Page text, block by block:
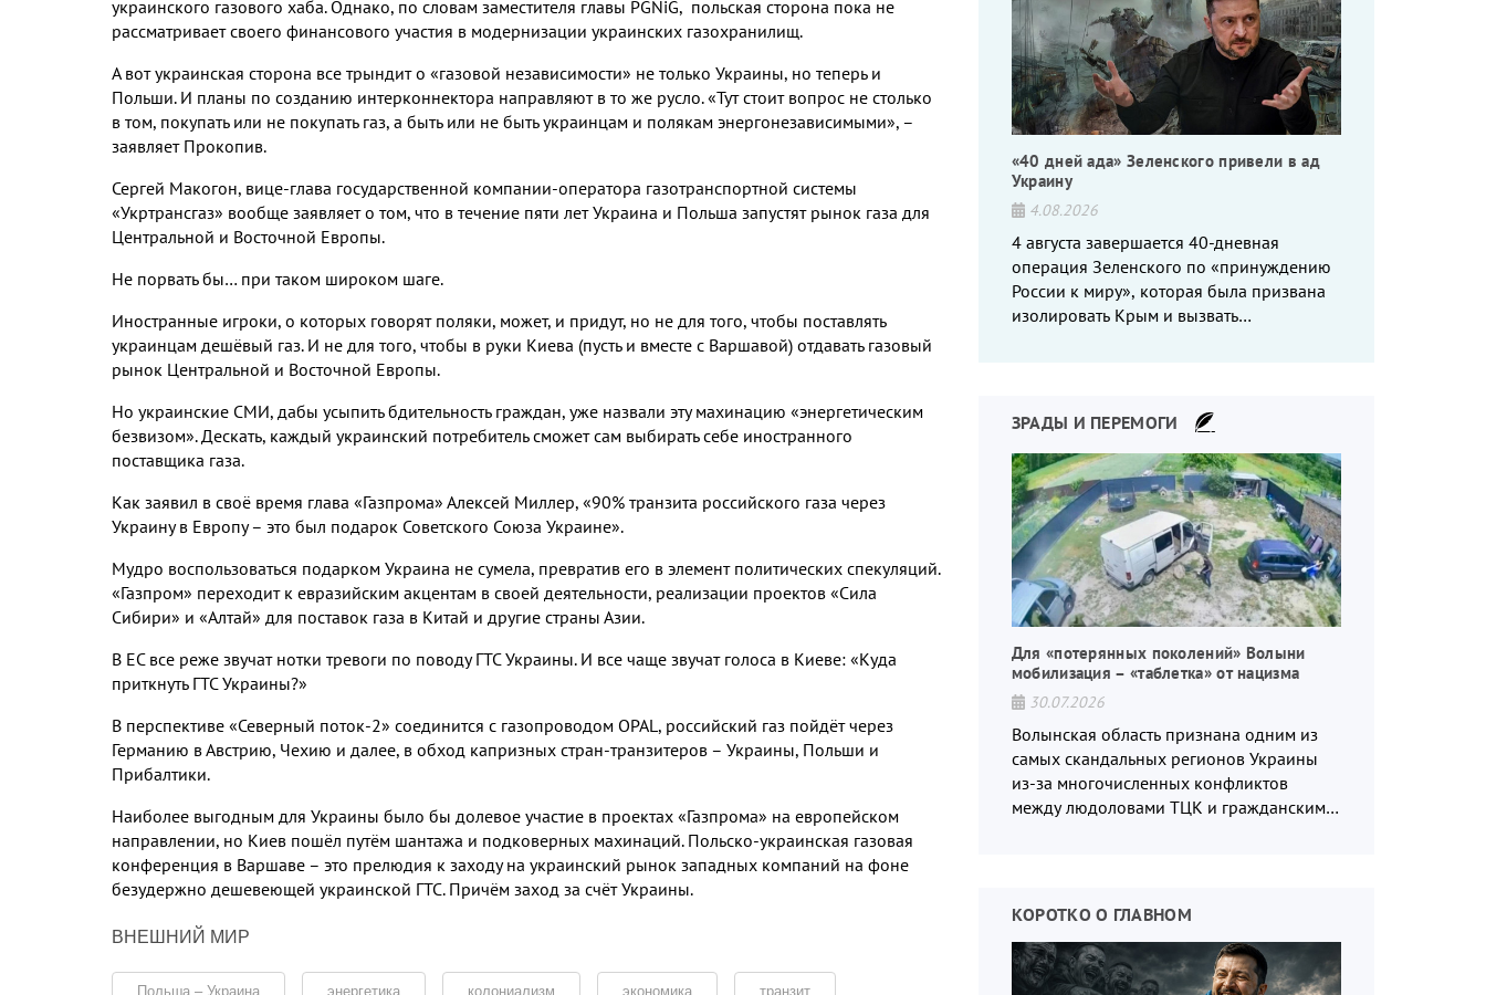
украинского газового хаба. Однако, по словам заместителя главы PGNiG, польская сторона пока не
рассматривает своего финансового участия в модернизации украинских газохранилищ.
А вот украинская сторона все трындит о «газовой независимости» не только Украины, но теперь и
Польши. И планы по созданию интерконнектора направляют в то же русло. «Тут стоит вопрос не столько
в том, покупать или не покупать газ, а быть или не быть украинцам и полякам энергонезависимыми», –
заявляет Прокопив.
Сергей Макогон, вице-глава государственной компании-оператора газотранспортной системы
«Укртрансгаз» вообще заявляет о том, что в течение пяти лет Украина и Польша запустят рынок газа для
Центральной и Восточной Европы.
Не порвать бы… при таком широком шаге.
Иностранные игроки, о которых говорят поляки, может, и придут, но не для того, чтобы поставлять
украинцам дешёвый газ. И не для того, чтобы в руки Киева (пусть и вместе с Варшавой) отдавать газовый
рынок Центральной и Восточной Европы.
Но украинские СМИ, дабы усыпить бдительность граждан, уже назвали эту махинацию «энергетическим
безвизом». Дескать, каждый украинский потребитель сможет сам выбирать себе иностранного
поставщика газа.
Как заявил в своё время глава «Газпрома» Алексей Миллер, «90% транзита российского газа через
Украину в Европу – это был подарок Советского Союза Украине».
Мудро воспользоваться подарком Украина не сумела, превратив его в элемент политических спекуляций.
«Газпром» переходит к евразийским акцентам в своей деятельности, реализации проектов «Сила
Сибири» и «Алтай» для поставок газа в Китай и другие страны Азии.
В ЕС все реже звучат нотки тревоги по поводу ГТС Украины. И все чаще звучат голоса в Киеве: «Куда
приткнуть ГТС Украины?»
В перспективе «Северный поток-2» соединится с газопроводом OPAL, российский газ пойдёт через
Германию в Австрию, Чехию и далее, в обход капризных стран-транзитеров – Украины, Польши и
Прибалтики.
Наиболее выгодным для Украины было бы долевое участие в проектах «Газпрома» на европейском
направлении, но Киев пошёл путём шантажа и подковерных махинаций. Польско-украинская газовая
конференция в Варшаве – это прелюдия к заходу на украинский рынок западных компаний на фоне
безудержно дешевеющей украинской ГТС. Причём заход за счёт Украины.
ВНЕШНИЙ МИР
Польша – Украина энергетика колониализм экономика транзит
«40 дней ада» Зеленского привели в ад
Украину
4.08.2026
4 августа завершается 40-дневная
операция Зеленского по «принуждению
России к миру», которая была призвана
изолировать Крым и вызвать
ЗРАДЫ И ПЕРЕМОГИ
Для «потерянных поколений» Волыни
мобилизация – «таблетка» от нацизма
30.07.2026
Волынская область признана одним из
самых скандальных регионов Украины
из-за многочисленных конфликтов
между людоловами ТЦК и гражданским
КОРОТКО О ГЛАВНОМ